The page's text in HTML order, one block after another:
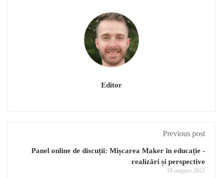
Editor
Previous post
Panel online de discuții: Mișcarea Maker în educație -
realizări și perspective
18 august 2022